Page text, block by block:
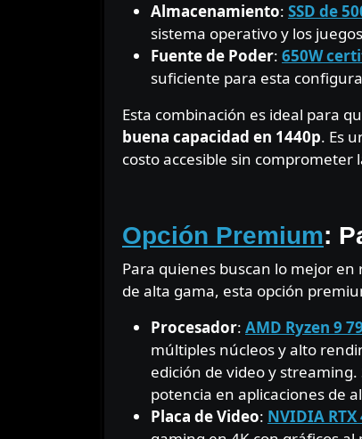
Almacenamiento: SSD de
sistema operativo y los
Fuente de Poder: 650W
suficiente para esta
Esta combinación es ideal para
buena capacidad en 1440p. Es
costo accesible sin comprometer
Opción Premium:
Para quienes buscan lo mejor
de alta gama, esta opción
Procesador: AMD Ryzen 9
múltiples núcleos y alto
edición de video y
potencia en aplicaciones de
Placa de Video: NVIDIA RTX